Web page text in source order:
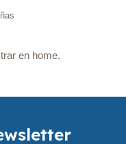
en home.